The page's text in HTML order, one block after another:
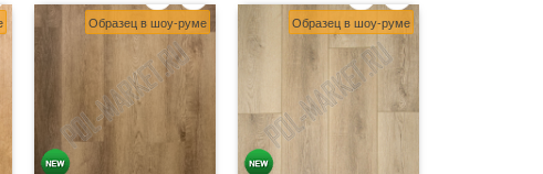
Образец в шоу-руме Образец в шоу-руме